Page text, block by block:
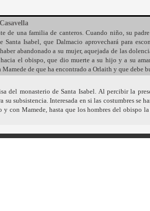
de una familia de canteros. Cuando niño, su
Santa Isabel, que Dalmacio aprovechará para
abandonado a su mujer, aquejada de las
el obispo, que dio muerte a su hijo y a su
Mamede de que ha encontrado a Orlaith y que debe
del monasterio de Santa Isabel. Al percibir la
su subsistencia. Interesada en si las costumbres se
y con Mamede, hasta que los hombres del obispo